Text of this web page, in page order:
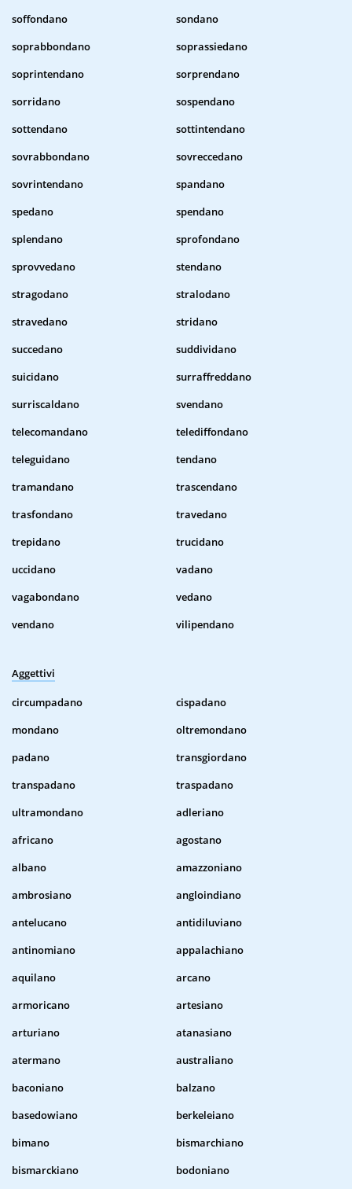
soffondano
sondano
soprabbondano
soprassiedano
soprintendano
sorprendano
sorridano
sospendano
sottendano
sottintendano
sovrabbondano
sovreccedano
sovrintendano
spandano
spedano
spendano
splendano
sprofondano
sprovvedano
stendano
stragodano
stralodano
stravedano
stridano
succedano
suddividano
suicidano
surraffreddano
surriscaldano
svendano
telecomandano
telediffondano
teleguidano
tendano
tramandano
trascendano
trasfondano
travedano
trepidano
trucidano
uccidano
vadano
vagabondano
vedano
vendano
vilipendano
Aggettivi
circumpadano
cispadano
mondano
oltremondano
padano
transgiordano
transpadano
traspadano
ultramondano
adleriano
africano
agostano
albano
amazzoniano
ambrosiano
angloindiano
antelucano
antidiluviano
antinomiano
appalachiano
aquilano
arcano
armoricano
artesiano
arturiano
atanasiano
atermano
australiano
baconiano
balzano
basedowiano
berkeleiano
bimano
bismarchiano
bismarckiano
bodoniano